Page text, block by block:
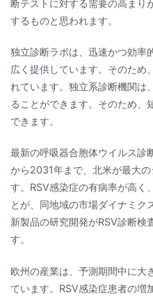
断テストに対する需要の高まり
するものと思われます。
独立診断ラボは、迅速かつ効率
広く提供しています。そのため
れています。独立系診断機関は
ることができます。そのため、
できます。
最新の呼吸器合胞体ウイルス
から2031年まで、北米が最大
す。RSV感染症の有病率が高く
とが、同地域の市場ダイナミク
新製品の研究開発がRSV診断検
す。
欧州の産業は、予測期間中に大
ています。RSV感染症患者の増